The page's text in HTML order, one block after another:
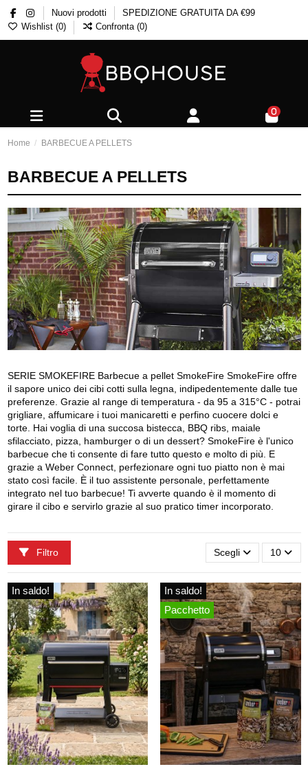
Nuovi prodotti
SPEDIZIONE GRATUITA DA €99
Wishlist (0) Confronta (0)
0
Home BARBECUE A PELLETS
BARBECUE A PELLETS
SERIE SMOKEFIRE Barbecue a pellet SmokeFire SmokeFire offre
il sapore unico dei cibi cotti sulla legna, indipedentemente dalle tue
preferenze. Grazie al range di temperatura - da 95 a 315°C - potrai
grigliare, affumicare i tuoi manicaretti e perfino cuocere dolci e
torte. Hai voglia di una succosa bistecca, BBQ ribs, maiale
sfilacciato, pizza, hamburger o di un dessert? SmokeFire è l'unico
barbecue che ti consente di fare tutto questo e molto di più. E
grazie a Weber Connect, perfezionare ogni tuo piatto non è mai
stato così facile. È il tuo assistente personale, perfettamente
integrato nel tuo barbecue! Ti avverte quando è il momento di
girare il cibo e servirlo grazie al suo pratico timer incorporato.
Filtro Scegli 10
In saldo!
In saldo!
Pacchetto